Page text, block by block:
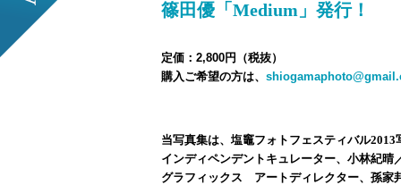
篠田優「Medium」発行！
定価：2,800円（税抜）
購入ご希望の方は、
当写真集は、塩竈フォトフェスティバル
インディペンデントキュレーター、小林紀晴
グラフィックス アートディレクター、孫家